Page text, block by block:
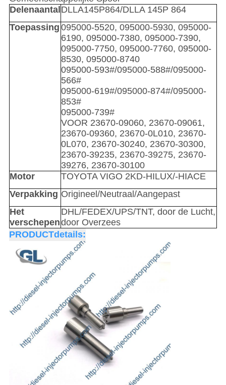
Delenaantal DLLA145P864/DLLA 145P 864
Toepassing 095000-5520, 095000-5930, 095000-
6190, 095000-7380, 095000-7390,
095000-7750, 095000-7760, 095000-
8530, 095000-8740
095000-593#/095000-588#/095000-
566#
095000-619#/095000-874#/095000-
853#
095000-739#
VOOR 23670-09060, 23670-09061,
23670-09360, 23670-0L010, 23670-
0L070, 23670-30240, 23670-30300,
23670-39235, 23670-39275, 23670-
39276, 23670-30100
Motor
TOYOTA VIGO 2KD-HILUX/-HIACE
Verpakking Origineel/Neutraal/Aangepast
Het
verschepen
DHL/FEDEX/UPS/TNT, door de Lucht,
door Overzees
PRODUCTdetails: